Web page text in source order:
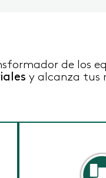
de los
y alcanza tus